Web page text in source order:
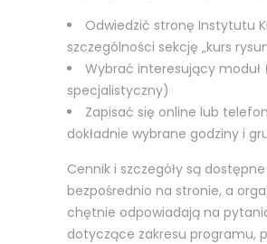
Odwiedzić stronę Instytutu
szczególności sekcję „kurs
Wybrać interesujący moduł
specjalistyczny)
Zapisać się online lub
dokładnie wybrane godziny i
Cennik i szczegóły są dostępne
bezpośrednio na stronie, a
chętnie odpowiadają na
dotyczące zakresu programu,